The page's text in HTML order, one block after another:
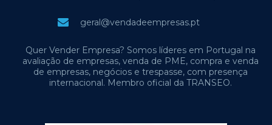
geral@vendadeempresas.pt
Quer Vender Empresa? Somos líderes em Portugal na
avaliação de empresas, venda de PME, compra e venda
de empresas, negócios e trespasse, com presença
internacional. Membro oficial da TRANSEO.